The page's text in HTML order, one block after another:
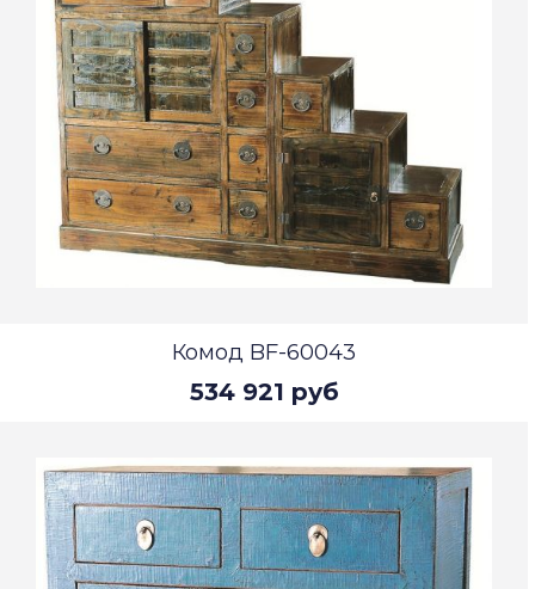
Комод BF-60043
534 921 руб